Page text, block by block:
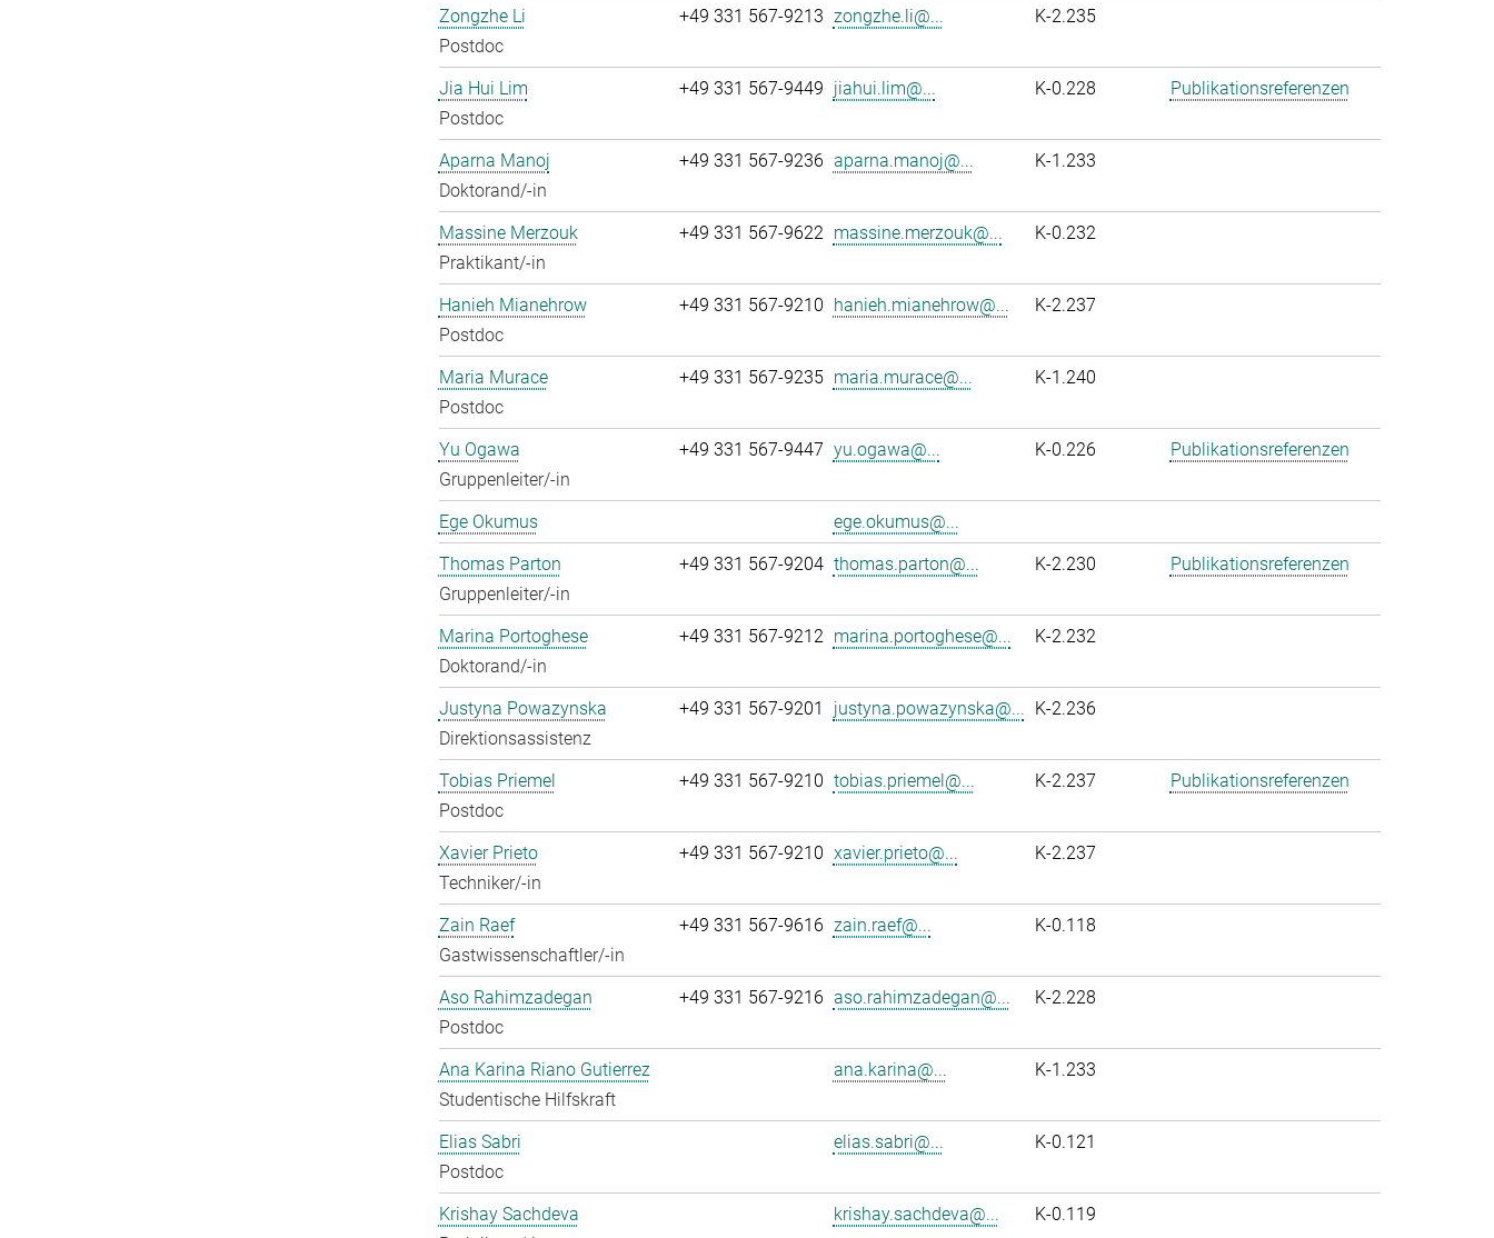
Zongzhe Li
Postdoc
+49 331 567-9213 zongzhe.li@... K-2.235
Jia Hui Lim
Postdoc
+49 331 567-9449 jiahui.lim@... K-0.228 Publikationsreferenzen
Aparna Manoj
Doktorand/-in
+49 331 567-9236 aparna.manoj@... K-1.233
Massine Merzouk
Praktikant/-in
+49 331 567-9622 massine.merzouk@... K-0.232
Hanieh Mianehrow
Postdoc
+49 331 567-9210 hanieh.mianehrow@... K-2.237
Maria Murace
Postdoc
+49 331 567-9235 maria.murace@... K-1.240
Yu Ogawa
Gruppenleiter/-in
+49 331 567-9447 yu.ogawa@... K-0.226 Publikationsreferenzen
Ege Okumus
ege.okumus@...
Thomas Parton
Gruppenleiter/-in
+49 331 567-9204 thomas.parton@... K-2.230 Publikationsreferenzen
Marina Portoghese
Doktorand/-in
+49 331 567-9212 marina.portoghese@... K-2.232
Justyna Powazynska
Direktionsassistenz
+49 331 567-9201 justyna.powazynska@... K-2.236
Tobias Priemel
Postdoc
+49 331 567-9210 tobias.priemel@... K-2.237 Publikationsreferenzen
Xavier Prieto
Techniker/-in
+49 331 567-9210 xavier.prieto@... K-2.237
Zain Raef
Gastwissenschaftler/-in
+49 331 567-9616 zain.raef@... K-0.118
Aso Rahimzadegan
Postdoc
+49 331 567-9216 aso.rahimzadegan@... K-2.228
Ana Karina Riano Gutierrez
Studentische Hilfskraft
ana.karina@... K-1.233
Elias Sabri
Postdoc
elias.sabri@... K-0.121
Krishay Sachdeva
krishay.sachdeva@... K-0.119